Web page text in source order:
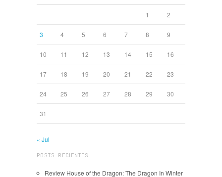
1 2
3 4 5 6 7 8 9
10 11 12 13 14 15 16
17 18 19 20 21 22 23
24 25 26 27 28 29 30
31
« Jul
POSTS RECIENTES
Review House of the Dragon: The Dragon In Winter